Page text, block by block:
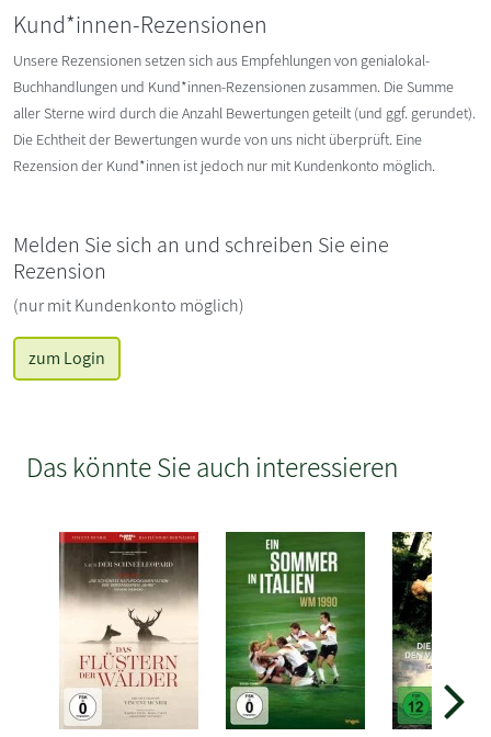
Kund*innen-Rezensionen
Unsere Rezensionen setzen sich aus Empfehlungen von genialokal-
Buchhandlungen und Kund*innen-Rezensionen zusammen. Die Summe
aller Sterne wird durch die Anzahl Bewertungen geteilt (und ggf. gerundet).
Die Echtheit der Bewertungen wurde von uns nicht überprüft. Eine
Rezension der Kund*innen ist jedoch nur mit Kundenkonto möglich.
Melden Sie sich an und schreiben Sie eine
Rezension
(nur mit Kundenkonto möglich)
zum Login
Das könnte Sie auch interessieren